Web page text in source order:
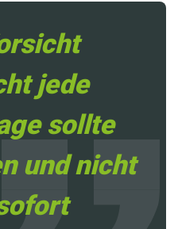
jede
sollte
und nicht